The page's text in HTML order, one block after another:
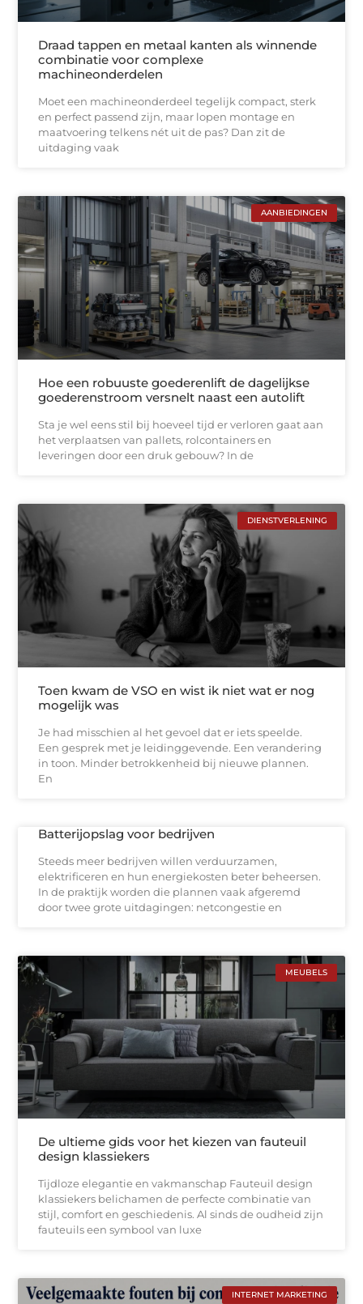
Draad tappen en metaal kanten als winnende
combinatie voor complexe
machineonderdelen
Moet een machineonderdeel tegelijk compact, sterk
en perfect passend zijn, maar lopen montage en
maatvoering telkens nét uit de pas? Dan zit de
uitdaging vaak
AANBIEDINGEN
Hoe een robuuste goederenlift de dagelijkse
goederenstroom versnelt naast een autolift
Sta je wel eens stil bij hoeveel tijd er verloren gaat aan
het verplaatsen van pallets, rolcontainers en
leveringen door een druk gebouw? In de
DIENSTVERLENING
Toen kwam de VSO en wist ik niet wat er nog
mogelijk was
Je had misschien al het gevoel dat er iets speelde.
Een gesprek met je leidinggevende. Een verandering
in toon. Minder betrokkenheid bij nieuwe plannen.
En
Batterijopslag voor bedrijven
Steeds meer bedrijven willen verduurzamen,
elektrificeren en hun energiekosten beter beheersen.
In de praktijk worden die plannen vaak afgeremd
door twee grote uitdagingen: netcongestie en
MEUBELS
De ultieme gids voor het kiezen van fauteuil
design klassiekers
Tijdloze elegantie en vakmanschap Fauteuil design
klassiekers belichamen de perfecte combinatie van
stijl, comfort en geschiedenis. Al sinds de oudheid zijn
fauteuils een symbool van luxe
INTERNET MARKETING